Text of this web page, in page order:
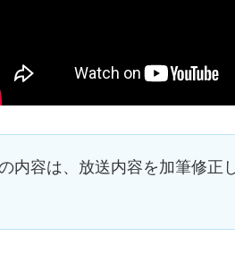
内容は、放送内容を加筆修正